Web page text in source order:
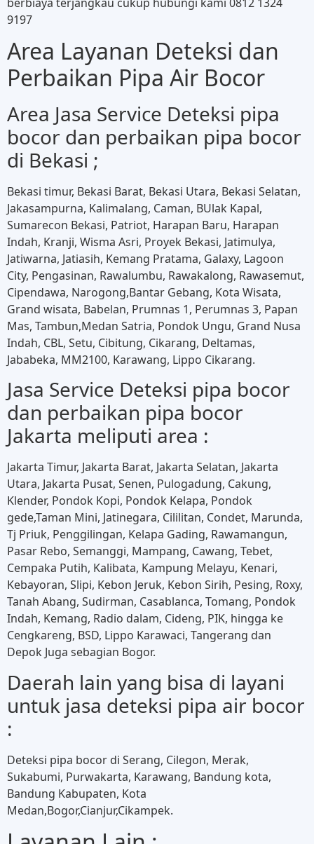
9197
Area Layanan Deteksi dan
Perbaikan Pipa Air Bocor
Area Jasa Service Deteksi pipa
bocor dan perbaikan pipa bocor
di Bekasi ;
Bekasi timur, Bekasi Barat, Bekasi Utara, Bekasi Selatan,
Jakasampurna, Kalimalang, Caman, BUlak Kapal,
Sumarecon Bekasi, Patriot, Harapan Baru, Harapan
Indah, Kranji, Wisma Asri, Proyek Bekasi, Jatimulya,
Jatiwarna, Jatiasih, Kemang Pratama, Galaxy, Lagoon
City, Pengasinan, Rawalumbu, Rawakalong, Rawasemut,
Cipendawa, Narogong,Bantar Gebang, Kota Wisata,
Grand wisata, Babelan, Prumnas 1, Perumnas 3, Papan
Mas, Tambun,Medan Satria, Pondok Ungu, Grand Nusa
Indah, CBL, Setu, Cibitung, Cikarang, Deltamas,
Jababeka, MM2100, Karawang, Lippo Cikarang.
Jasa Service Deteksi pipa bocor
dan perbaikan pipa bocor
Jakarta meliputi area :
Jakarta Timur, Jakarta Barat, Jakarta Selatan, Jakarta
Utara, Jakarta Pusat, Senen, Pulogadung, Cakung,
Klender, Pondok Kopi, Pondok Kelapa, Pondok
gede,Taman Mini, Jatinegara, Cililitan, Condet, Marunda,
Tj Priuk, Penggilingan, Kelapa Gading, Rawamangun,
Pasar Rebo, Semanggi, Mampang, Cawang, Tebet,
Cempaka Putih, Kalibata, Kampung Melayu, Kenari,
Kebayoran, Slipi, Kebon Jeruk, Kebon Sirih, Pesing, Roxy,
Tanah Abang, Sudirman, Casablanca, Tomang, Pondok
Indah, Kemang, Radio dalam, Cideng, PIK, hingga ke
Cengkareng, BSD, Lippo Karawaci, Tangerang dan
Depok Juga sebagian Bogor.
Daerah lain yang bisa di layani
untuk jasa deteksi pipa air bocor
:
Deteksi pipa bocor di Serang, Cilegon, Merak,
Sukabumi, Purwakarta, Karawang, Bandung kota,
Bandung Kabupaten, Kota
Medan,Bogor,Cianjur,Cikampek.